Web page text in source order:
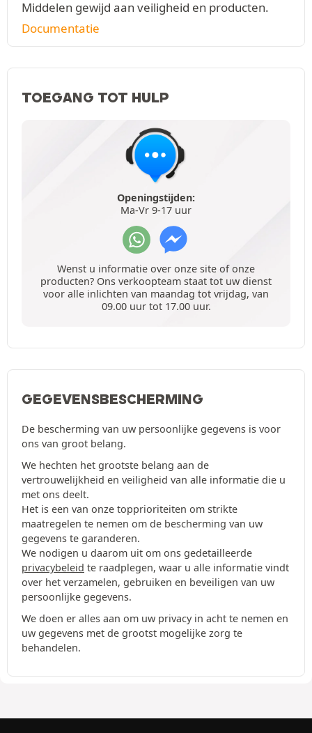
Middelen gewijd aan veiligheid en producten.
Documentatie
TOEGANG TOT HULP
Openingstijden:
Ma-Vr 9-17 uur
Wenst u informatie over onze site of onze
producten? Ons verkoopteam staat tot uw dienst
voor alle inlichten van maandag tot vrijdag, van
09.00 uur tot 17.00 uur.
GEGEVENSBESCHERMING
De bescherming van uw persoonlijke gegevens is voor
ons van groot belang.
We hechten het grootste belang aan de
vertrouwelijkheid en veiligheid van alle informatie die u
met ons deelt.
Het is een van onze topprioriteiten om strikte
maatregelen te nemen om de bescherming van uw
gegevens te garanderen.
We nodigen u daarom uit om ons gedetailleerde
privacybeleid te raadplegen, waar u alle informatie vindt
over het verzamelen, gebruiken en beveiligen van uw
persoonlijke gegevens.
We doen er alles aan om uw privacy in acht te nemen en
uw gegevens met de grootst mogelijke zorg te
behandelen.